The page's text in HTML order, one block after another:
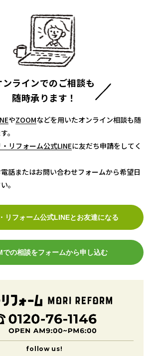
ンラインでのご相談も
随時承ります！
やZOOM
ZOOMなどを用いたオンライン相談も随
。
リフォーム公式LINE
リフォーム公式LINEに友だち申請をしてく
話またはお問い合わせフォームから希望日
。
リフォーム公式LINEとお友達になる
での相談をフォームから申し込む